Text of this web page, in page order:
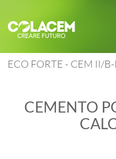
ECO FORTE - CEM II/
CEMENTO